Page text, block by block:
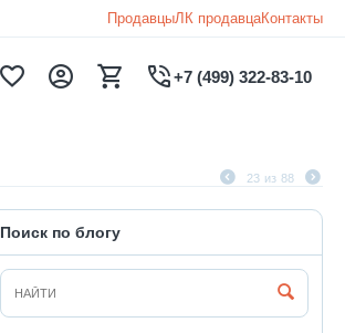
ПродавцыЛК продавцаКонтакты
+7 (499) 322-83-10
23 из 88
Поиск по блогу